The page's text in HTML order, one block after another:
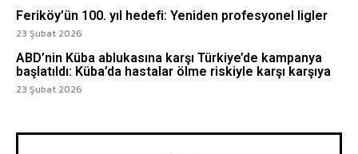
Feriköy’ün 100. yıl hedefi: Yeniden profesyonel ligler
23 Şubat 2026
ABD’nin Küba ablukasına karşı Türkiye’de kampanya
başlatıldı: Küba’da hastalar ölme riskiyle karşı karşıya
23 Şubat 2026